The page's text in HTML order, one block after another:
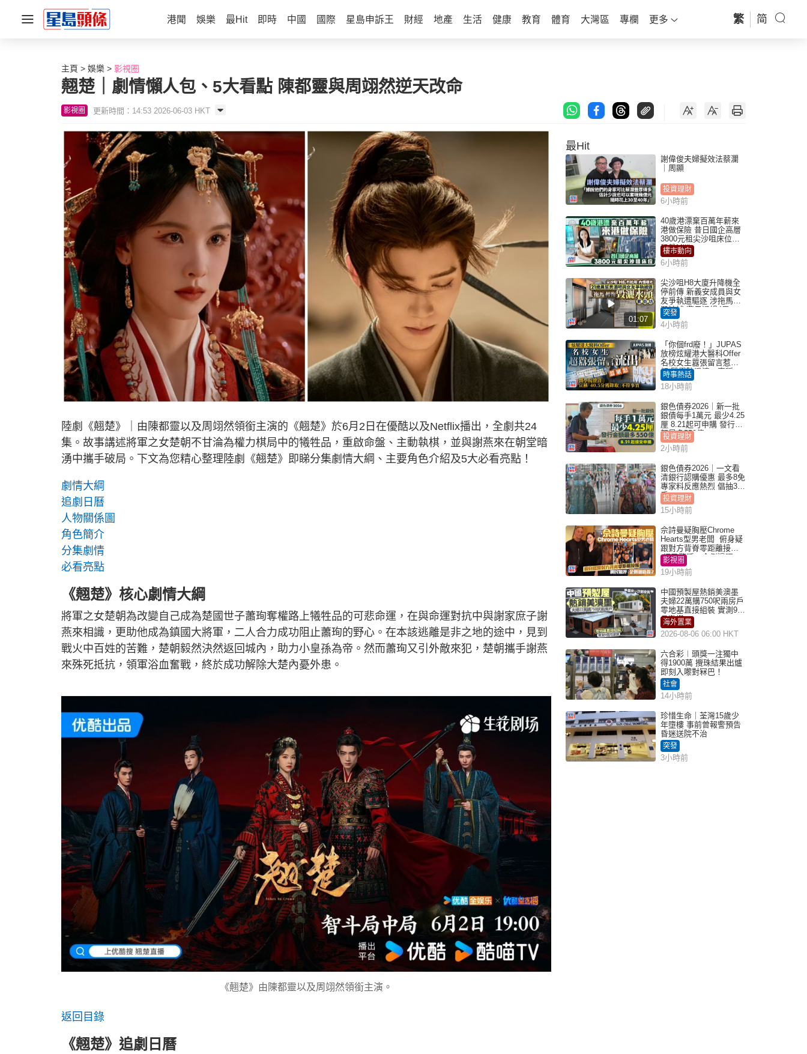
港聞 娛樂 最Hit 即時 中國 國際 星島申訴王 財經 地產 生活 健康 教育 體育 大灣區 專欄 更多 繁 简
主頁 娛樂 影視圈
翹楚｜劇情懶人包、5大看點 陳都靈與周翊然逆天改命
影視圈 更新時間：14:53 2026-06-03 HKT
陸劇《翹楚》｜由陳都靈以及周翊然領銜主演的《翹楚》於6月2日在優酷以及Netflix播出，全劇共24
集。故事講述將軍之女楚朝不甘淪為權力棋局中的犧牲品，重啟命盤、主動執棋，並與謝燕來在朝堂暗
湧中攜手破局。下文為您精心整理陸劇《翹楚》即睇分集劇情大綱、主要角色介紹及5大必看亮點！
劇情大綱
追劇日曆
人物關係圖
角色簡介
分集劇情
必看亮點
《翹楚》核心劇情大綱
將軍之女楚朝為改變自己成為楚國世子蕭珣奪權路上犧牲品的可悲命運，在與命運對抗中與謝家庶子謝
燕來相識，更助他成為鎮國大將軍，二人合力成功阻止蕭珣的野心。在本該逃離是非之地的途中，見到
戰火中百姓的苦難，楚朝毅然決然返回城內，助力小皇孫為帝。然而蕭珣又引外敵來犯，楚朝攜手謝燕
來殊死抵抗，領軍浴血奮戰，終於成功解除大楚內憂外患。
《翹楚》由陳都靈以及周翊然領銜主演。
返回目錄
《翹楚》追劇日曆
最Hit
謝偉俊夫婦擬效法蔡瀾
｜周顯
投資理財
6小時前
40歲港漂棄百萬年薪來
港做保險 昔日國企高層
3800元租尖沙咀床位｜
租盤Million
樓市動向
6小時前
01:07
尖沙咀H8大廈升降機全
停前傳 新義安成員與女
友爭執遭驅逐 涉拖馬刑
毀被捕 警另通緝4男
突發
4小時前
「你個frd廢！」JUPAS
放榜炫耀港大醫科Offer
名校女生囂張留言惹眾
怒 醫學院澄清：宣稱
「40.5分獲錄取」不符事
實｜Juicy叮
時事熱話
18小時前
銀色債券2026｜新一批
銀債每手1萬元 最少4.25
厘 8.21起可申購 發行金
額最多550億
投資理財
2小時前
銀色債券2026｜一文看
清銀行認購優惠 最多8免
專家料反應熱烈 倡抽30
手
投資理財
15小時前
佘詩曼疑胸壓Chrome
Hearts型男老闆 俯身疑
跟對方背脊零距離接觸
網民驚呼：企側邊唔
得？
影視圈
19小時前
中國預製屋熱銷美澳墨
夫婦22萬購750呎兩房戶
零地基直接組裝 實測9個
月激讚
海外置業
2026-08-06 06:00 HKT
六合彩︱頭獎一注獨中
得1900萬 攪珠結果出爐
即刻入嚟對冧巴！
社會
14小時前
珍惜生命｜荃灣15歲少
年墮樓 事前曾報警預告
昏迷送院不治
突發
3小時前